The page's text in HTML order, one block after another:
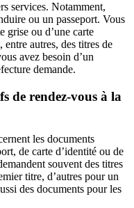
services. Notamment,
ou un passeport. Vous
grise ou d’une carte
autres, des titres de
avez besoin d’un
demande.
de rendez-vous à la
les documents
de carte d’identité ou de
souvent des titres
titre, d’autres pour un
des documents pour les